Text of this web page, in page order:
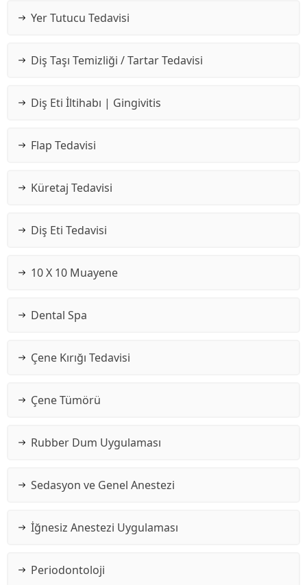
Yer Tutucu Tedavisi
Diş Taşı Temizliği / Tartar Tedavisi
Diş Eti İltihabı | Gingivitis
Flap Tedavisi
Küretaj Tedavisi
Diş Eti Tedavisi
10 X 10 Muayene
Dental Spa
Çene Kırığı Tedavisi
Çene Tümörü
Rubber Dum Uygulaması
Sedasyon ve Genel Anestezi
İğnesiz Anestezi Uygulaması
Periodontoloji